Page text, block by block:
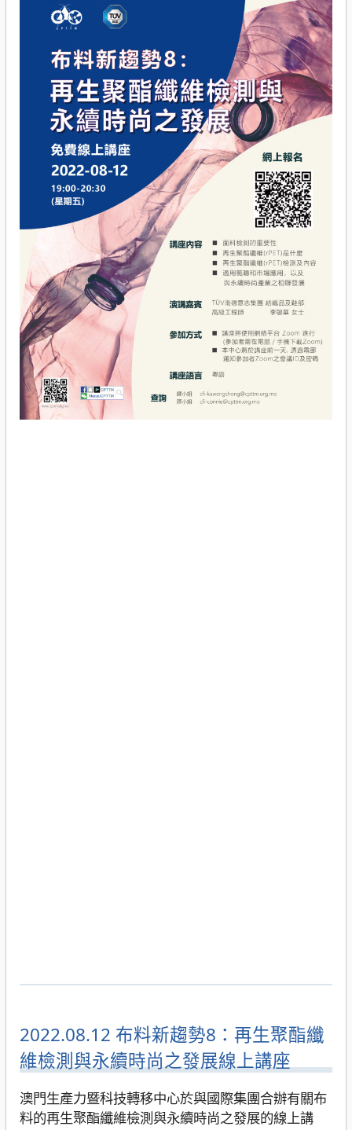
2022.08.12 布料新趨勢8：再生聚酯纖
維檢測與永續時尚之發展線上講座
澳門生產力暨科技轉移中心於與國際集團合辦有關布
料的再生聚酯纖維檢測與永續時尚之發展的線上講